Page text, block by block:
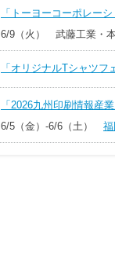
「トーヨーコーポレー
6/9（火） 武藤工業・
「オリジナルTシャツ
「2026九州印刷情報産
6/5（金）-6/6（土）